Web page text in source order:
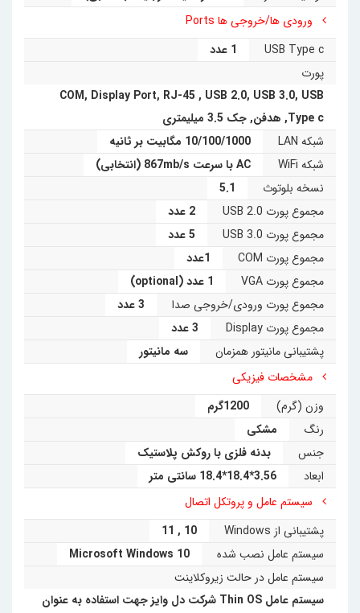
• پشتیبانی از وایفای پر سرعت 1.73Gbps
• بدنه شکیل و بیسکوییتی
ورودی ها/خروجی ها Ports
USB Type c
1 عدد
پورت
COM, Display Port, RJ-45 , USB 2.0, USB 3.0, USB
Type c
, هدفن,جک 3.5 میلیمتری
شبکه LAN
10/100/1000 مگابیت بر ثانیه
شبکه WiFi
AC با سرعت 867mb/s (انتخابی)
نسخه بلوتوث
5.1
مجموع پورت USB 2.0
2 عدد
مجموع پورت USB 3.0
5 عدد
مجموع پورت COM
1عدد
مجموع پورت VGA
1 عدد (optional)
مجموع پورت ورودی/خروجی صدا
3 عدد
مجموع پورت Display
3 عدد
پشتیبانی مانیتور همزمان
سه مانیتور
مشخصات فیزیکی
وزن (گرم)
1200گرم
رنگ
مشکی
جنس
بدنه فلزی با روکش پلاستیک
ابعاد
3.56*18.4*18.4 سانتی متر
سیستم عامل و پروتکل اتصال
پشتیبانی از Windows
10
,
11
سیستم عامل نصب شده
Microsoft Windows 10
سیستم عامل در حالت زیروکلاینت
سیستم عامل Thin OS شرکت دل وایز جهت استفاده به عنوان